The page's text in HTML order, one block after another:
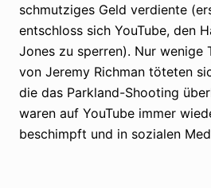
schmutziges Geld verdiente
entschloss sich YouTube, den
Jones zu sperren). Nur wenige
von Jeremy Richman töteten
die das Parkland-Shooting
waren auf YouTube immer
beschimpft und in sozialen